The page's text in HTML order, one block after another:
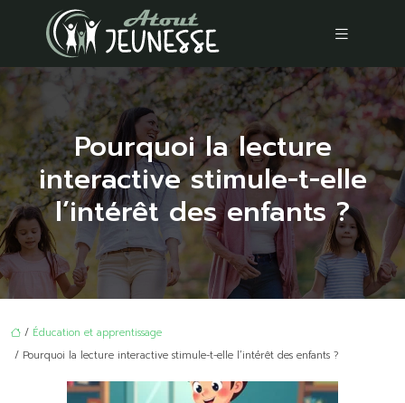
Pourquoi la lecture
interactive stimule-t-elle
l’intérêt des enfants ?
/ Éducation et apprentissage
/ Pourquoi la lecture interactive stimule-t-elle l’intérêt des enfants ?